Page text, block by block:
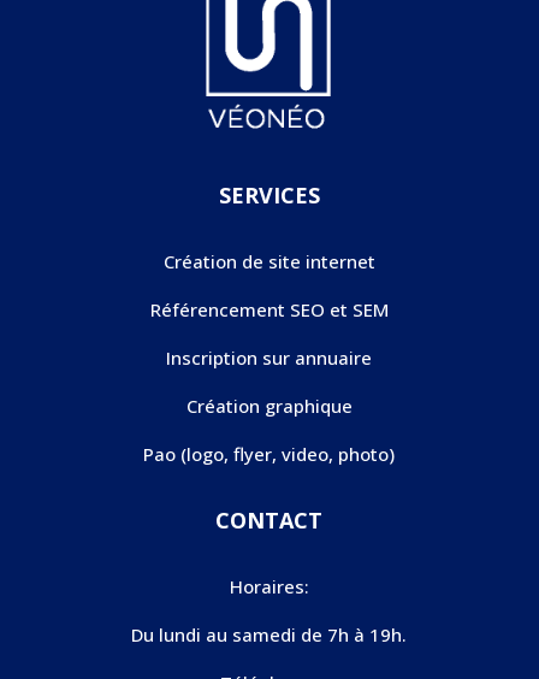
SERVICES
Création de site internet
Référencement SEO et SEM
Inscription sur annuaire
Création graphique
Pao (logo, flyer, video, photo)
CONTACT
Horaires:
Du lundi au samedi de 7h à 19h.